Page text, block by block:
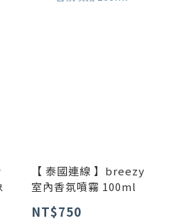
【 泰國連線 】breezy
室內香氛噴霧 100ml
NT$750